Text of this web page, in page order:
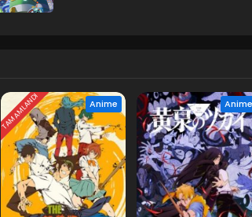
TAMAMLANDI Anime Anime